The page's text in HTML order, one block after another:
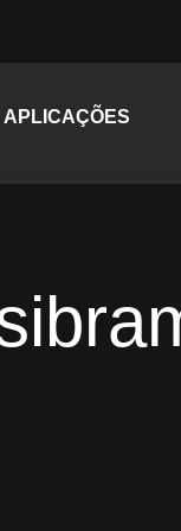
child
APLICAÇÕES